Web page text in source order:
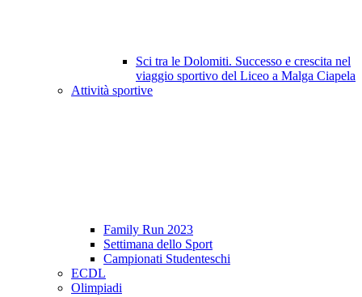
Sci tra le Dolomiti. Successo e crescita nel
viaggio sportivo del Liceo a Malga Ciapela
Attività sportive
Family Run 2023
Settimana dello Sport
Campionati Studenteschi
ECDL
Olimpiadi